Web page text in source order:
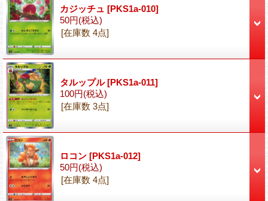
カジッチュ [PKS1a-010]
50円(税込)
[在庫数 4点]
タルップル[PKS1a-011]
100円(税込)
[在庫数 3点]
ロコン [PKS1a-012]
50円(税込)
[在庫数 4点]